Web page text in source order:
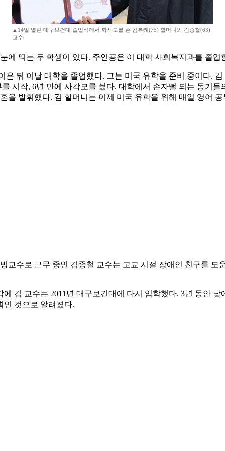
▲14일 열린 대구보건대 졸업식에서 학사모를 쓴 김복례(75) 할머니와 김종철(63)
교수.
에 띄는 두 학생이 있다. 주인공은 이 대학 사회복지과를 졸
뒤 이날 대학을 졸업했다. 그는 미국 유학을 준비 중이다.
시작, 6년 만에 사각모를 썼다. 대학에서 손자뻘 되는 동기
을 발휘했다. 김 할머니는 이제 미국 유학을 위해 매일 영어
교수로 근무 중인 김종철 교수는 고교 시절 장애인 친구를
김 교수는 2011년 대구보건대에 다시 입학했다. 3년 동안
인 것으로 알려졌다.